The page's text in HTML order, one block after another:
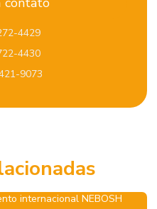
do trabalho
4429
4430
9073